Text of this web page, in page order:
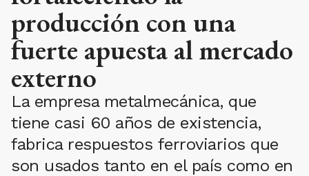
producción con una
fuerte apuesta al mercado
externo
La empresa metalmecánica, que
tiene casi 60 años de existencia,
fabrica respuestos ferroviarios que
son usados tanto en el país como en